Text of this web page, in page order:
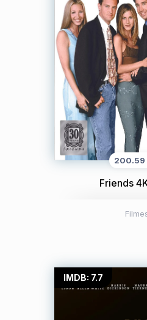
200.59
Friends
IMDB: 7.7